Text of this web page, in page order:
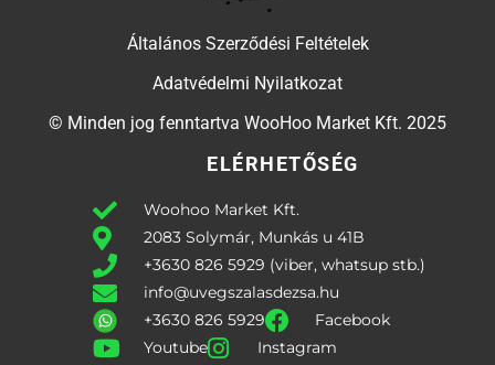
Általános Szerződési Feltételek
Adatvédelmi Nyilatkozat
© Minden jog fenntartva WooHoo Market Kft. 2025
ELÉRHETŐSÉG
Woohoo Market Kft.
2083 Solymár, Munkás u 41B
+3630 826 5929 (viber, whatsup stb.)
info@uvegszalasdezsa.hu
+3630 826 5929
Facebook
Youtube
Instagram